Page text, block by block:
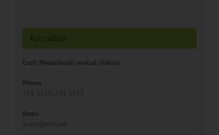
Korraldaja
Eesti Maaülikooli avatud ülikool
Phone
731 3175, 731 3275
Email
avayl@emu.ee